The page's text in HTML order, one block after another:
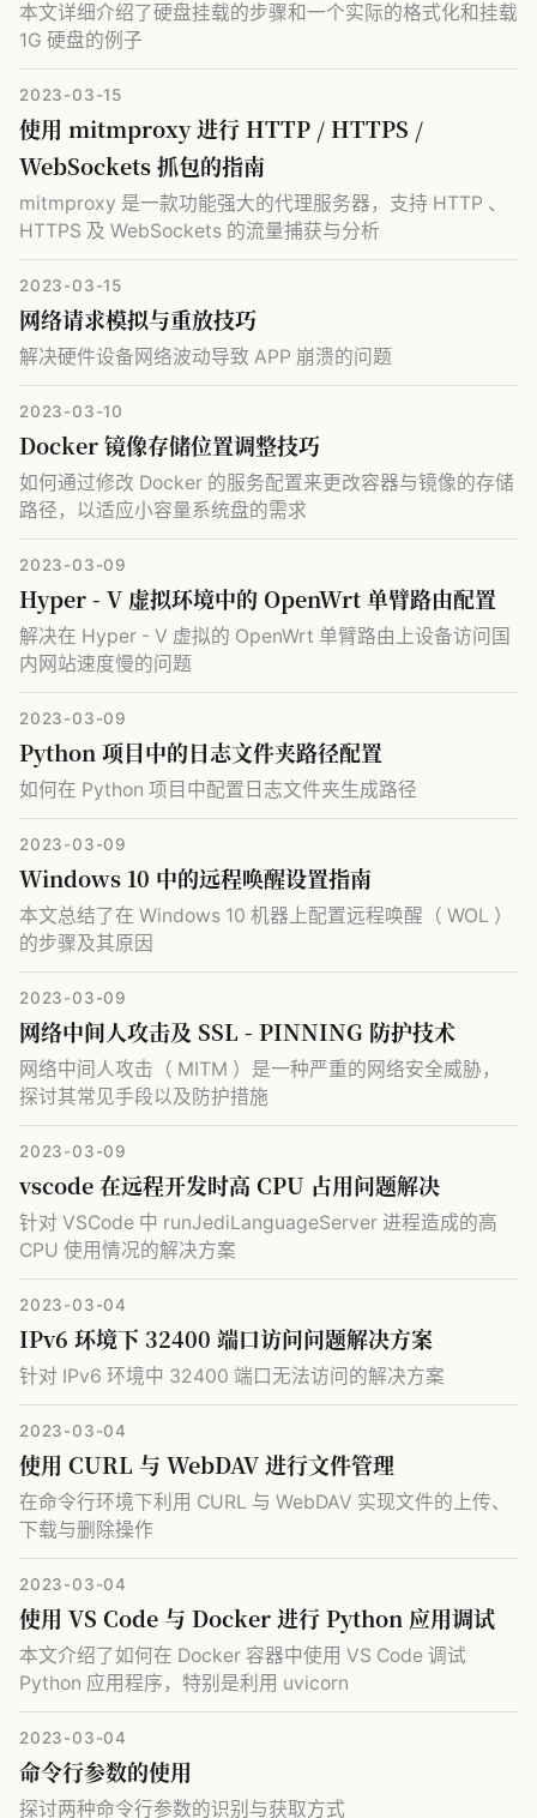
本文详细介绍了硬盘挂载的步骤和一个实际的格式化和挂载
1G 硬盘的例子
2023-03-15
使用 mitmproxy 进行 HTTP / HTTPS /
WebSockets 抓包的指南
mitmproxy 是一款功能强大的代理服务器，支持 HTTP 、
HTTPS 及 WebSockets 的流量捕获与分析
2023-03-15
网络请求模拟与重放技巧
解决硬件设备网络波动导致 APP 崩溃的问题
2023-03-10
Docker 镜像存储位置调整技巧
如何通过修改 Docker 的服务配置来更改容器与镜像的存储
路径，以适应小容量系统盘的需求
2023-03-09
Hyper - V 虚拟环境中的 OpenWrt 单臂路由配置
解决在 Hyper - V 虚拟的 OpenWrt 单臂路由上设备访问国
内网站速度慢的问题
2023-03-09
Python 项目中的日志文件夹路径配置
如何在 Python 项目中配置日志文件夹生成路径
2023-03-09
Windows 10 中的远程唤醒设置指南
本文总结了在 Windows 10 机器上配置远程唤醒（ WOL ）
的步骤及其原因
2023-03-09
网络中间人攻击及 SSL - PINNING 防护技术
网络中间人攻击（ MITM ）是一种严重的网络安全威胁，
探讨其常见手段以及防护措施
2023-03-09
vscode 在远程开发时高 CPU 占用问题解决
针对 VSCode 中 runJediLanguageServer 进程造成的高
CPU 使用情况的解决方案
2023-03-04
IPv6 环境下 32400 端口访问问题解决方案
针对 IPv6 环境中 32400 端口无法访问的解决方案
2023-03-04
使用 CURL 与 WebDAV 进行文件管理
在命令行环境下利用 CURL 与 WebDAV 实现文件的上传、
下载与删除操作
2023-03-04
使用 VS Code 与 Docker 进行 Python 应用调试
本文介绍了如何在 Docker 容器中使用 VS Code 调试
Python 应用程序，特别是利用 uvicorn
2023-03-04
命令行参数的使用
探讨两种命令行参数的识别与获取方式